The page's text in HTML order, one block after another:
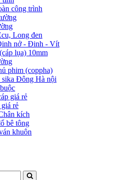
công trình
Long đen
nở - Đinh - Vít
lụa) 10mm
phim (coppha)
sika Đông Hà nội
giá rẻ
rẻ
kích
bê tông
khuôn